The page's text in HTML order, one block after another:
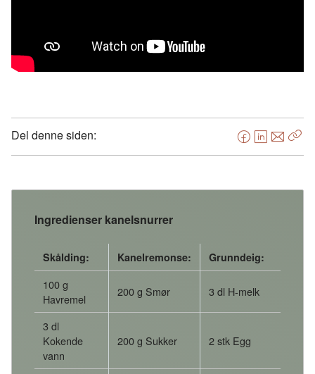
Del denne siden:
F
a
e
k
L
i
k
n
E
-
o
Ingredienser kanelsnurrer
Skålding: Kanelremonse: Grunndeig:
100 g
Havremel
200 g Smør 3 dl H-melk
3 dl
Kokende
vann
200 g Sukker 2 stk Egg